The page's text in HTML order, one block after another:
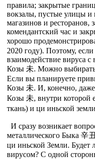
правила; закрытые
вокзалы, пустые улицы и
магазинов и ресторанов,
комендантский час и
хорошо
2020 году). Поэтому,
взаимодействие вируса
Козы 未. Можно выбирать
Если вы планируете
Козы 未. И, конечно,
Козы 未, внутри которой
ткань) и ци иньской
И сразу возникает
металлического Быка 辛
ци иньской Земли. Будет
вирусом? С одной